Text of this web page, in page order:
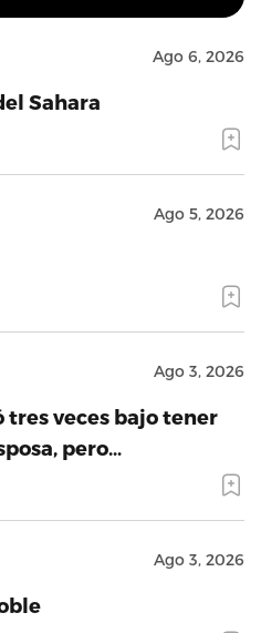
Ago 6, 2026
Sahara
Ago 5, 2026
Ago 3, 2026
tres veces bajo tener
pero…
Ago 3, 2026